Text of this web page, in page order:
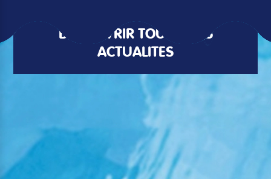
DÉCOUVRIR TOUTES LES
ACTUALITÉS